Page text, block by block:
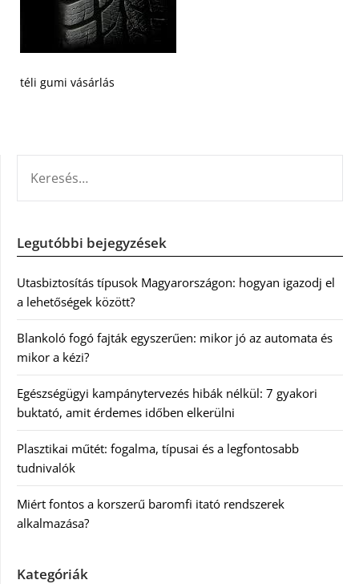
téli gumi vásárlás
Legutóbbi bejegyzések
Utasbiztosítás típusok Magyarországon: hogyan igazodj el
a lehetőségek között?
Blankoló fogó fajták egyszerűen: mikor jó az automata és
mikor a kézi?
Egészségügyi kampánytervezés hibák nélkül: 7 gyakori
buktató, amit érdemes időben elkerülni
Plasztikai műtét: fogalma, típusai és a legfontosabb
tudnivalók
Miért fontos a korszerű baromfi itató rendszerek
alkalmazása?
Kategóriák